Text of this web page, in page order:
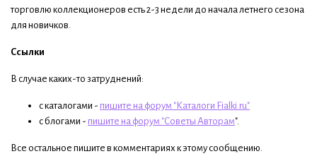
торговлю коллекционеров есть 2-3 недели до начала летнего сезона
для новичков.
Ссылки
В случае каких-то затруднений:
с каталогами - пишите на форум "Каталоги Fialki.ru"
с блогами - пишите на форум "Советы Авторам".
Все остальное пишите в комментариях к этому сообщению.